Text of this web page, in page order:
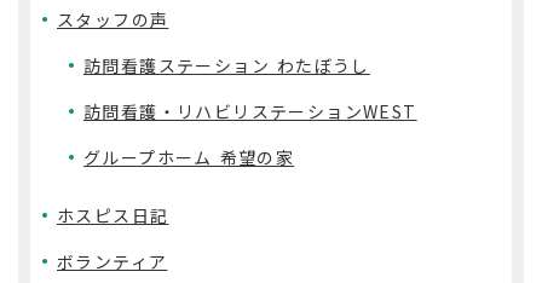
スタッフの声
訪問看護ステーション わたぼうし
訪問看護・リハビリステーションWEST
グループホーム 希望の家
ホスピス日記
ボランティア